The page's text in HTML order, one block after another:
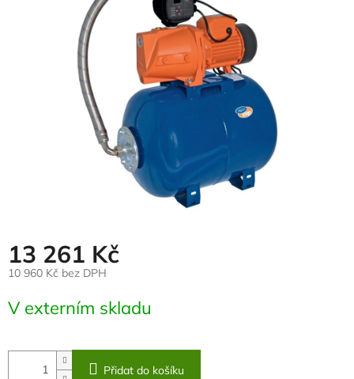
13 261 Kč
10 960 Kč bez DPH
cena:
V externím skladu
Přidat do košíku